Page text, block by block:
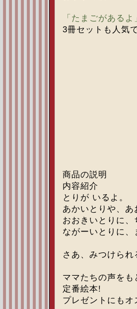
「たまごがあるよ
3冊セットも人気で
商品の説明
内容紹介
とりが いるよ。
あかいとりや、あ
おおきいとりに、
ながーいとりに、
さあ、みつけられ
ママたちの声を
定番絵本!
プレゼントにもオ